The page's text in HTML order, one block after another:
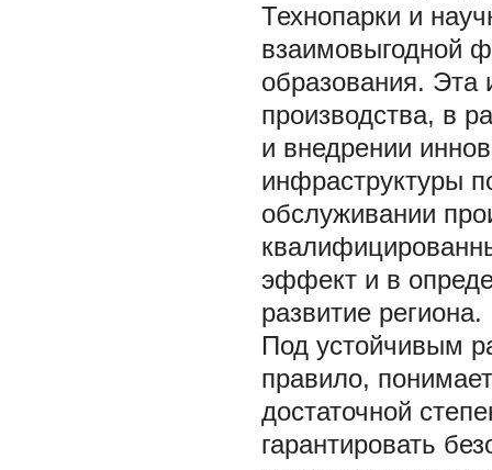
Технопарки и
взаимовыгодной
образования. Эта
производства, в
и внедрении
инфраструктуры
обслуживании
эффект и в
развитие региона.
Под устойчивым
правило,
достаточной
гарантировать